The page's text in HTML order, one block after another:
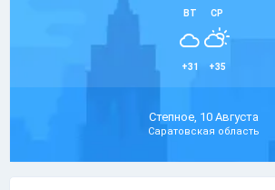
ВТ
+31
СР
+35
Степное, 10 Августа
Саратовская область